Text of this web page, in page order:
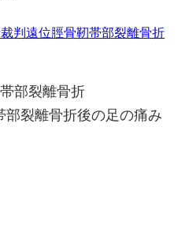
裁判 遠位脛骨靭帯部裂離骨折
部裂離骨折
裂離骨折後の足の痛み